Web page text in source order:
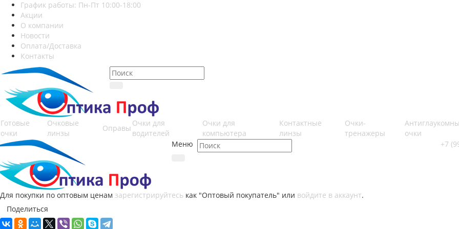
График работы: Пн-Пт 10:00-18:00
Акции
О компании
Новости
Оплата/Доставка
Контакты
Готовые
очки
Очковые
линзы
Оправы
Очки для
водителей
Очки для
компьютера
Контактные
линзы
Очки-
тренажеры
очки
Меню
+7
Для покупки по оптовым ценам зарегистрируйтесь как "Оптовый покупатель" или войдите в аккаунт.
Поделиться